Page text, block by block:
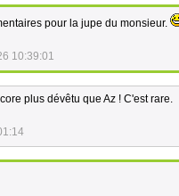
pour la jupe du monsieur.
10:39:01
plus dévêtu que Az ! C'est rare.